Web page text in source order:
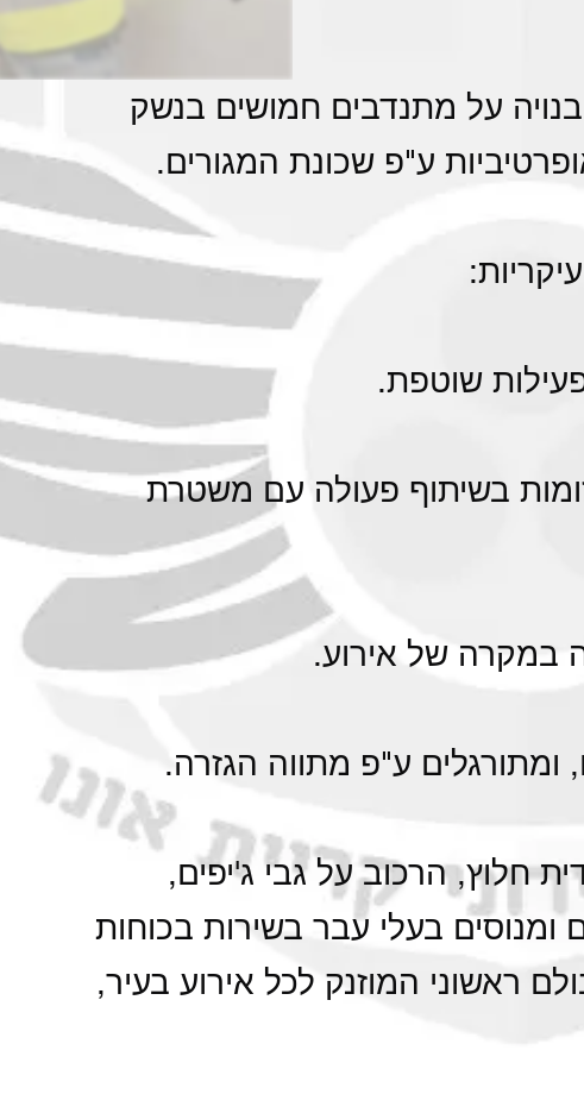
על מתנדבים חמושים בנשק
ע"פ שכונת המגורים.
בשיתוף פעולה עם משטרת
ומתורגלים ע"פ מתווה הגזרה.
חלוץ, הרכוב על גבי ג'יפים,
ומנוסים בעלי עבר בשירות בכוחות
ראשוני המוזנק לכל אירוע בעיר,